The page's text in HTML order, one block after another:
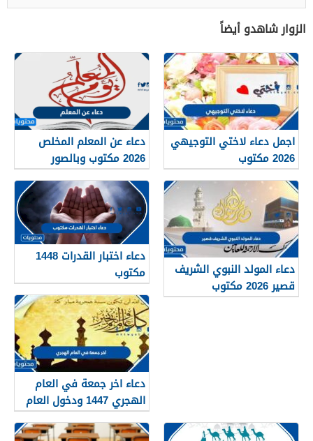
الزوار شاهدو أيضاً
اجمل دعاء لاختي التوجيهي
2026 مكتوب
دعاء عن المعلم المخلص
2026 مكتوب وبالصور
دعاء المولد النبوي الشريف
قصير 2026 مكتوب
دعاء اختبار القدرات 1448
مكتوب
دعاء اخر جمعة في العام
الهجري 1447 ودخول العام
الجديد 1448